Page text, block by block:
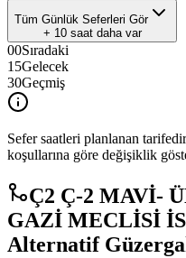
Tüm Günlük Seferleri Gör
+ 10saat daha var
00Sıradaki
15Gelecek
30Geçmiş
Sefer saatleri planlanan
koşullarına göre değişiklik
Ç2 Ç-2 MAVİ-
GAZİ MECLİSİ
Alternatif